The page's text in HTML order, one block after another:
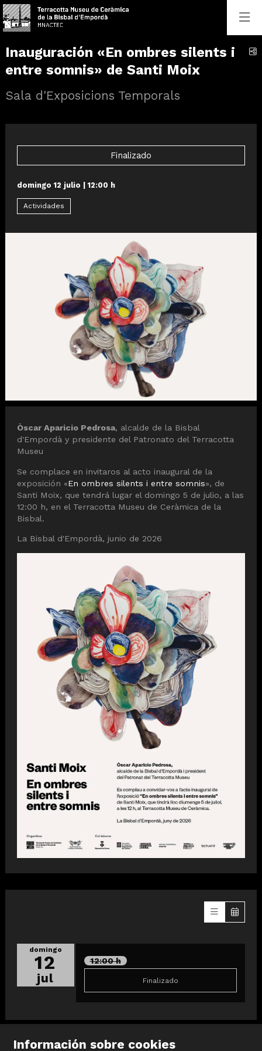
Inauguración «En ombres silents i
entre somnis» de Santi Moix
Sala d'Exposicions Temporals
Finalizado
domingo 12 julio |12:00 h
Actividades
Diapositiva 1 de 1
Òscar Aparicio Pedrosa, alcalde de la Bisbal
d'Empordà y presidente del Patronato del Terracotta
Museu
Se complace en invitaros al acto inaugural de la
exposición «En ombres silents i entre somnis», de
Santi Moix, que tendrá lugar el domingo 5 de julio, a las
12:00 h, en el Terracotta Museu de Ceràmica de la
Bisbal.
La Bisbal d'Empordà, junio de 2026
domingo
12
jul
12:00 h
Finalizado
Información sobre cookies